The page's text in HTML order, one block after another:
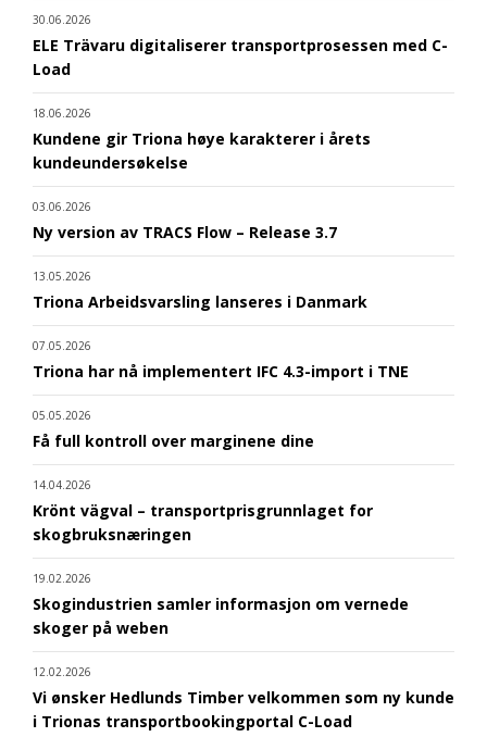
30.06.2026
ELE Trävaru digitaliserer transportprosessen med C-
Load
18.06.2026
Kundene gir Triona høye karakterer i årets
kundeundersøkelse
03.06.2026
Ny version av TRACS Flow – Release 3.7
13.05.2026
Triona Arbeidsvarsling lanseres i Danmark
07.05.2026
Triona har nå implementert IFC 4.3-import i TNE
05.05.2026
Få full kontroll over marginene dine
14.04.2026
Krönt vägval – transportprisgrunnlaget for
skogbruksnæringen
19.02.2026
Skogindustrien samler informasjon om vernede
skoger på weben
12.02.2026
Vi ønsker Hedlunds Timber velkommen som ny kunde
i Trionas transportbookingportal C-Load